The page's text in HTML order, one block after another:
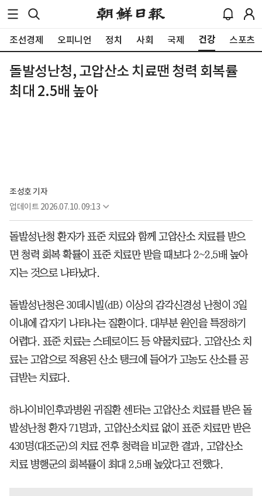
조선경제 오피니언 정치 사회 국제 건강 스포츠
돌발성난청, 고압산소 치료땐 청력 회복률
최대 2.5배 높아
조성호 기자
업데이트 2026.07.10. 09:13
돌발성난청 환자가 표준 치료와 함께 고압산소 치료를 받으
면 청력 회복 확률이 표준 치료만 받을 때보다 2~2.5배 높아
지는 것으로 나타났다.
돌발성난청은 30데시빌(dB) 이상의 감각신경성 난청이 3일
이내에 갑자기 나타나는 질환이다. 대부분 원인을 특정하기
어렵다. 표준 치료는 스테로이드 등 약물치료다. 고압산소 치
료는 고압으로 적용된 산소 탱크에 들어가 고농도 산소를 공
급받는 치료다.
하나이비인후과병원 귀질환 센터는 고압산소 치료를 받은 돌
발성난청 환자 71명과, 고압산소치료 없이 표준 치료만 받은
430명(대조군)의 치료 전후 청력을 비교한 결과, 고압산소
치료 병행군의 회복률이 최대 2.5배 높았다고 전했다.